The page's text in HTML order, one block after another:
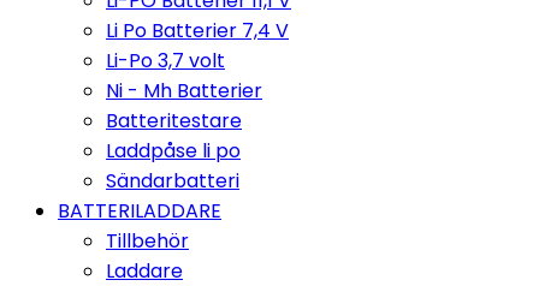
Li Po Batterier 7,4 V
Li-Po 3,7 volt
Ni - Mh Batterier
Batteritestare
Laddpåse li po
Sändarbatteri
BATTERILADDARE
Tillbehör
Laddare